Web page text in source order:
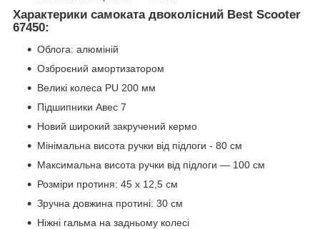
Характерики самоката двоколісний Best Scooter
67450:
Облога: алюміній
Озброєний амортизатором
Великі колеса PU 200 мм
Підшипники Авес 7
Новий широкий закручений кермо
Мінімальна висота ручки від підлоги - 80 см
Максимальна висота ручки від підлоги — 100 см
Розміри протиня: 45 х 12,5 см
Зручна довжина протині: 30 см
Ніжні гальма на задньому колесі